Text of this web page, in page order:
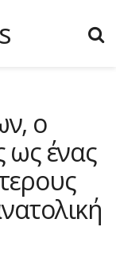
ο
ως ένας